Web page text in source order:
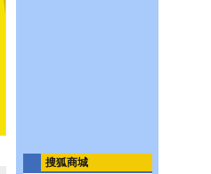
搜狐商城